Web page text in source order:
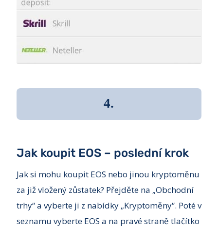
4.
Jak koupit EOS – poslední krok
Jak si mohu koupit EOS nebo jinou kryptoměnu
za již vložený zůstatek? Přejděte na „Obchodní
trhy“ a vyberte ji z nabídky „Kryptoměny“. Poté v
seznamu vyberte EOS a na pravé straně tlačítko